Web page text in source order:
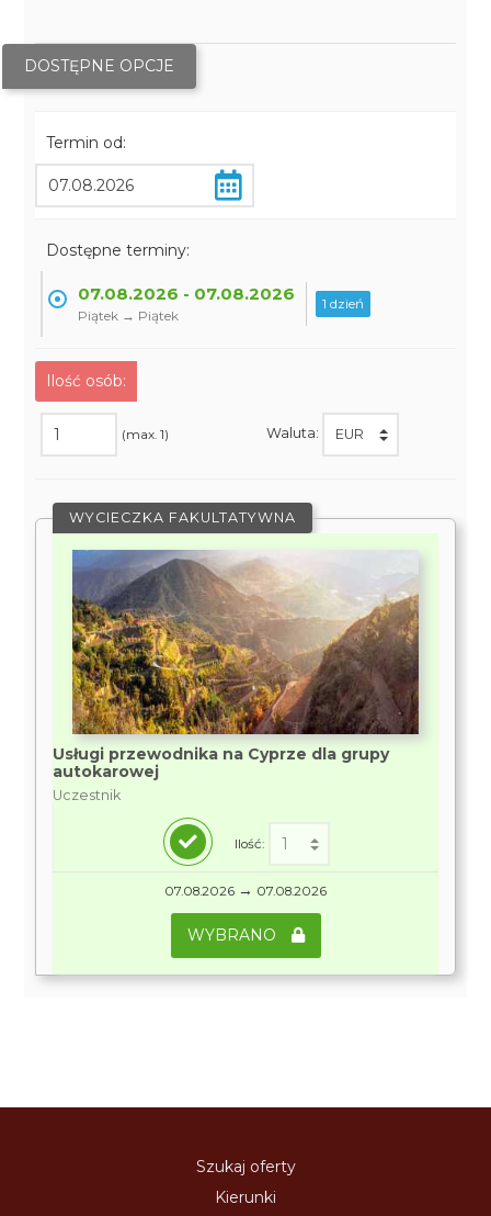
DOSTĘPNE OPCJE
Termin od:
Dostępne terminy:
07.08.2026 - 07.08.2026
Piątek → Piątek
1 dzień
Ilość osób:
(max. 1) Waluta:
WYCIECZKA FAKULTATYWNA
Usługi przewodnika na Cyprze dla grupy
autokarowej
Uczestnik
Ilość:
07.08.2026 → 07.08.2026
WYBRANO
Szukaj oferty
Kierunki